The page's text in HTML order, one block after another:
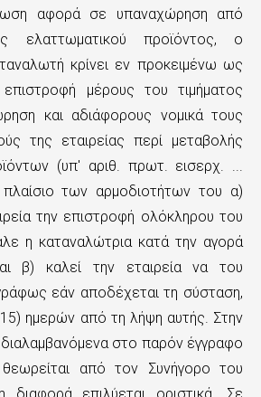
αφορά σε υπαναχώρηση από
ελαττωματικού προϊόντος, ο
κρίνει εν προκειμένω ως
επιστροφή μέρους του τιμήματος
και αδιάφορους νομικά τους
της εταιρείας περί μεταβολής
(υπ' αριθ. πρωτ. εισερχ. ...
των αρμοδιοτήτων του α)
την επιστροφή ολόκληρου του
η καταναλώτρια κατά την αγορά
β) καλεί την εταιρεία να του
εάν αποδέχεται τη σύσταση,
ημερών από τη λήψη αυτής. Στην
στο παρόν έγγραφο
από τον Συνήγορο του